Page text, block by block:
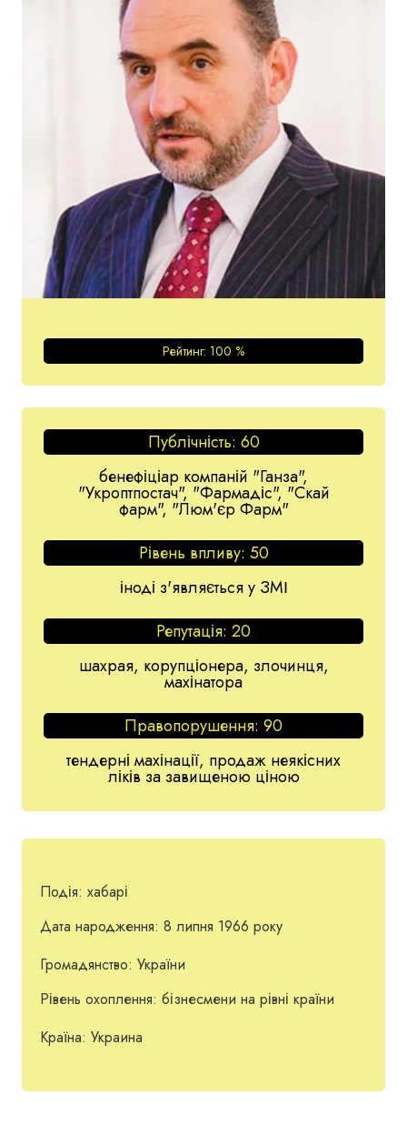
Рейтинг: 100 %
Публічність: 60
бенефіціар компаній "Ганза",
"Укроптпостач", "Фармадіс", "Скай
фарм", "Люм'єр Фарм"
Рівень впливу: 50
іноді з'являється у ЗМІ
Репутація: 20
шахрая, корупціонера, злочинця,
махінатора
Правопорушення: 90
тендерні махінації, продаж неякісних
ліків за завищеною ціною
Подія: хабарі
Дата народження: 8 липня 1966 року
Громадянство: України
Рівень охоплення: бізнесмени на рівні країни
Країна: Украина